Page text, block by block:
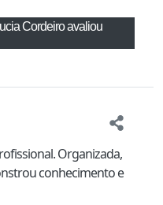
Cordeiroavaliou
Organizada,
conhecimento e